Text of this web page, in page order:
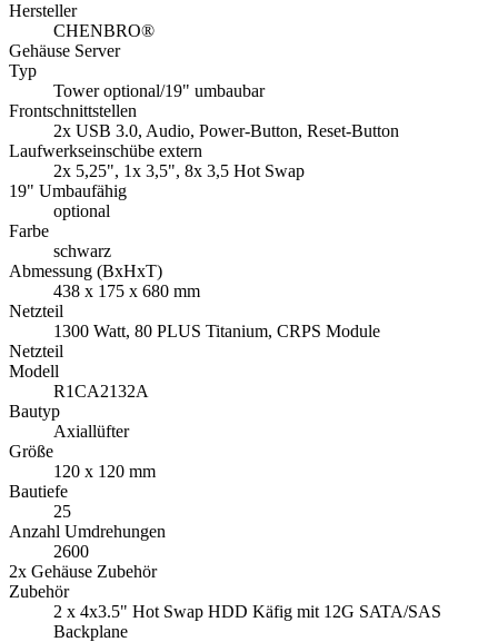
Hersteller
CHENBRO®
Gehäuse Server
Typ
Tower optional/19" umbaubar
Frontschnittstellen
2x USB 3.0, Audio, Power-Button, Reset-Button
Laufwerkseinschübe extern
2x 5,25", 1x 3,5", 8x 3,5 Hot Swap
19" Umbaufähig
optional
Farbe
schwarz
Abmessung (BxHxT)
438 x 175 x 680 mm
Netzteil
1300 Watt, 80 PLUS Titanium, CRPS Module
Netzteil
Modell
R1CA2132A
Bautyp
Axiallüfter
Größe
120 x 120 mm
Bautiefe
25
Anzahl Umdrehungen
2600
2x Gehäuse Zubehör
Zubehör
2 x 4x3.5" Hot Swap HDD Käfig mit 12G SATA/SAS
Backplane